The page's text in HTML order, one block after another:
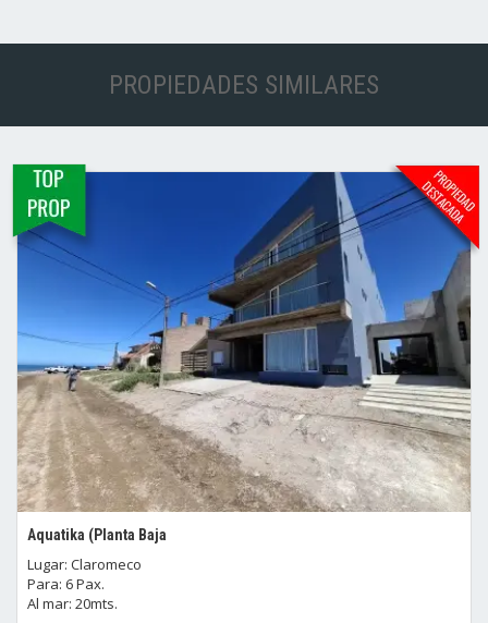
PROPIEDADES SIMILARES
Aquatika (Planta Baja
Lugar: Claromeco
Para: 6 Pax.
Al mar: 20mts.